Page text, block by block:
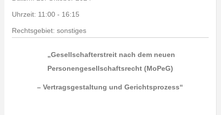
Uhrzeit: 11:00 - 16:15
Rechtsgebiet: sonstiges
„Gesellschafterstreit nach dem neuen
Personengesellschaftsrecht (MoPeG)
– Vertragsgestaltung und Gerichtsprozess“